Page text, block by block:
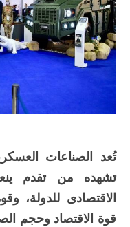
تُعد الصناعات
تشهده من تقدم
الاقتصادى للدولة،
قوة الاقتصاد وحجم